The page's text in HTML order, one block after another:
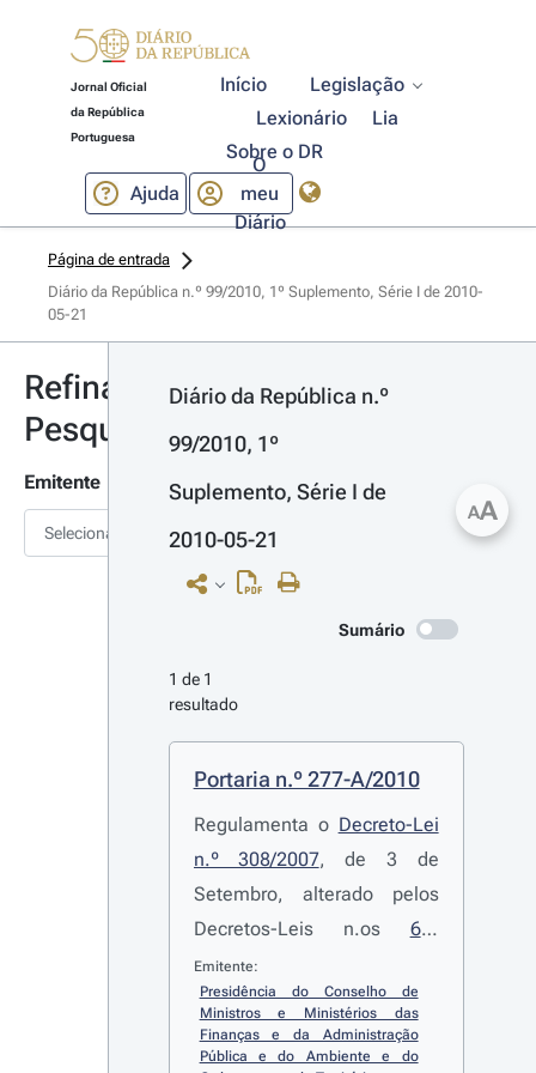
Jornal Oficial
da República
Portuguesa
Início
Legislação
Lexionário
Lia
Sobre o DR
Ajuda
O
meu
Diário
Página de entrada
Diário da República n.º 99/2010, 1º Suplemento, Série I de 2010-
05-21
Refinar
Pesquisa
Emitente
Selecionar
Diário da República n.º
99/2010, 1º
Suplemento, Série I de
2010-05-21
Sumário
1 de 1
resultado
Portaria n.º 277-A/2010
Regulamenta o Decreto-Lei
n.º 308/2007, de 3 de
Setembro, alterado pelos
Decretos-Leis n.os 61-
A/2008, de 28 de Março, e
43/2010, de 30 de Abril, que
cria o programa de apoio
financeiro Porta 65 -
Emitente:
Presidência do Conselho de
Ministros e Ministérios das
Finanças e da Administração
Pública e do Ambiente e do
AA